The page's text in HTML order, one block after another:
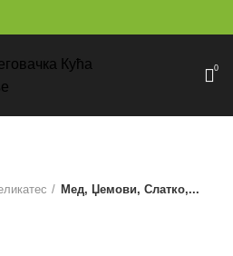
0
Мед, Џемови, Слатко,...